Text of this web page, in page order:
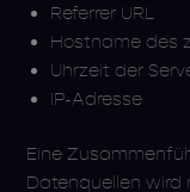
Referrer URL
Hostname des
Uhrzeit der
IP-Adresse
Eine
Datenquellen wird